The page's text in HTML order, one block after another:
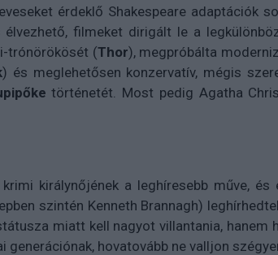
érdeklő Shakespeare adaptációk
filmeket dirigált le a
trónörökösét (Thor), megpróbálta
) és meglehetősen konzervatív, mégis
történetét. Most pedig Agatha
királynőjének a leghíresebb műve, és
szintén Kenneth Brannagh)
miatt kell nagyot villantania, hanem
hovatovább ne valljon